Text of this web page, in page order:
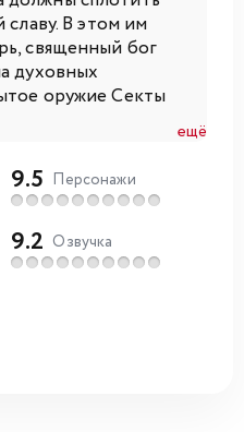
В этом им
священный бог
духовных
оружие Секты
ещё
9.5 Персонажи
9.2 Озвучка